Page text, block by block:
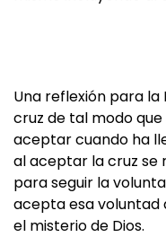
Una reflexión para la
cruz de tal modo
aceptar cuando ha
al aceptar la cruz se
para seguir la
acepta esa voluntad
el misterio de Dios.